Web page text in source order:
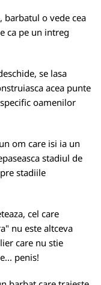
barbatul o vede cea
ca pe un intreg
se lasa
acea punte
oamenilor
om care isi ia un
stadiul de
stadiile
cel care
nu este altceva
care nu stie
penis!